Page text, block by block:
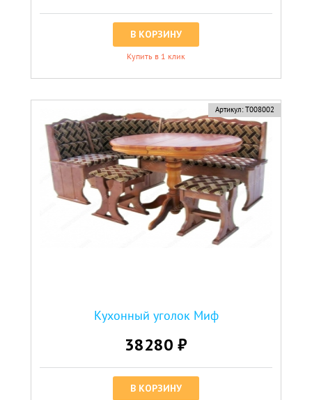
В КОРЗИНУ
Купить в 1 клик
Артикул: Т008002
Кухонный уголок Миф
38280 ₽
В КОРЗИНУ